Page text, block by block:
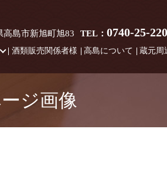
高島市新旭町旭83
TEL： 0740-25-
酒類販売関係者様 高島について 蔵元周
ジ画像